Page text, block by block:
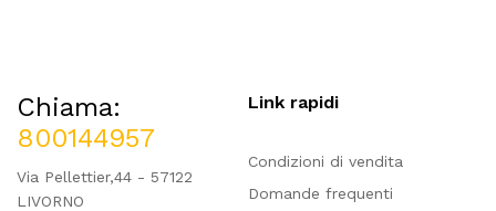
Chiama:
800144957
Via Pellettier,44 - 57122
LIVORNO
Link rapidi
Condizioni di vendita
Domande frequenti